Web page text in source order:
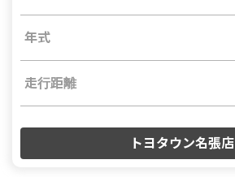
年式
走行距離
トヨタウン名張店